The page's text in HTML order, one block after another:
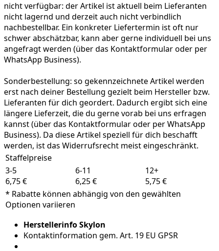
nicht verfügbar: der Artikel ist aktuell beim Lieferanten
nicht lagernd und derzeit auch nicht verbindlich
nachbestellbar. Ein konkreter Liefertermin ist oft nur
schwer abschätzbar, kann aber gerne individuell bei uns
angefragt werden (über das Kontaktformular oder per
WhatsApp Business).
Sonderbestellung: so gekennzeichnete Artikel werden
erst nach deiner Bestellung gezielt beim Hersteller bzw.
Lieferanten für dich geordert. Dadurch ergibt sich eine
längere Lieferzeit, die du gerne vorab bei uns erfragen
kannst (über das Kontaktformular oder per WhatsApp
Business). Da diese Artikel speziell für dich beschafft
werden, ist das Widerrufsrecht meist eingeschränkt.
Staffelpreise
3-5
6,75 €
6-11
6,25 €
12+
5,75 €
* Rabatte können abhängig von den gewählten
Optionen variieren
Herstellerinfo Skylon
Kontaktinformation gem. Art. 19 EU GPSR